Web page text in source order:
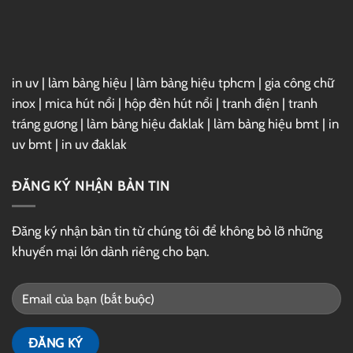
in uv | làm bảng hiệu | làm bảng hiệu tphcm | gia công chữ
inox | mica hút nổi | hộp đèn hút nổi | tranh điện | tranh
tráng gương | làm bảng hiệu đaklak | làm bảng hiệu bmt | in
uv bmt | in uv đaklak
ĐĂNG KÝ NHẬN BẢN TIN
Đăng ký nhận bản tin từ chúng tôi để không bỏ lỡ những
khuyến mại lớn dành riêng cho bạn.